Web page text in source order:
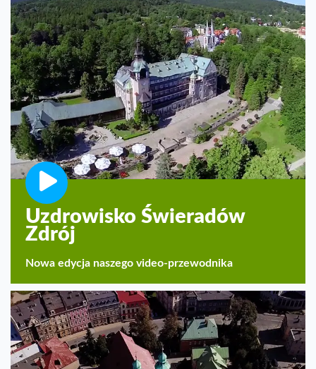
Uzdrowisko Świeradów
Zdrój
Nowa edycja naszego video-przewodnika